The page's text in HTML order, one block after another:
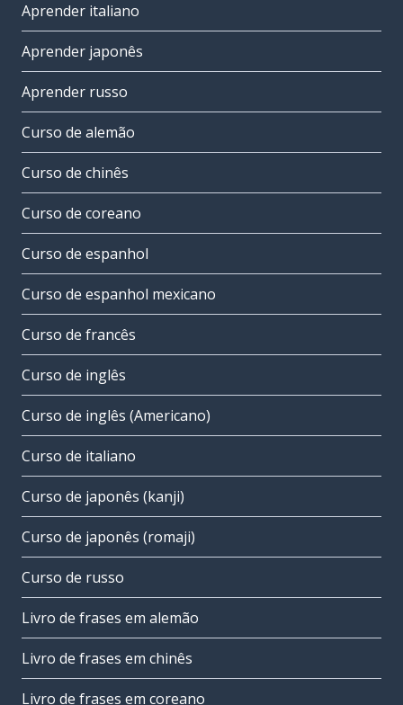
Aprender italiano
Aprender japonês
Aprender russo
Curso de alemão
Curso de chinês
Curso de coreano
Curso de espanhol
Curso de espanhol mexicano
Curso de francês
Curso de inglês
Curso de inglês (Americano)
Curso de italiano
Curso de japonês (kanji)
Curso de japonês (romaji)
Curso de russo
Livro de frases em alemão
Livro de frases em chinês
Livro de frases em coreano